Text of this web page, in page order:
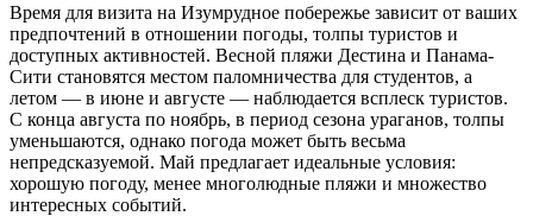
Время для визита на Изумрудное побережье зависит от ваших
предпочтений в отношении погоды, толпы туристов и
доступных активностей. Весной пляжи Дестина и Панама-
Сити становятся местом паломничества для студентов, а
летом — в июне и августе — наблюдается всплеск туристов.
С конца августа по ноябрь, в период сезона ураганов, толпы
уменьшаются, однако погода может быть весьма
непредсказуемой. Май предлагает идеальные условия:
хорошую погоду, менее многолюдные пляжи и множество
интересных событий.